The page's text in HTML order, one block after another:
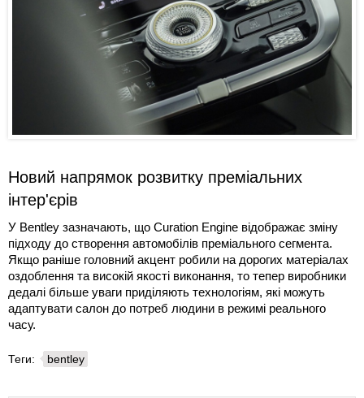
Новий напрямок розвитку преміальних
інтер'єрів
У Bentley зазначають, що Curation Engine відображає зміну
підходу до створення автомобілів преміального сегмента.
Якщо раніше головний акцент робили на дорогих матеріалах
оздоблення та високій якості виконання, то тепер виробники
дедалі більше уваги приділяють технологіям, які можуть
адаптувати салон до потреб людини в режимі реального
часу.
Теги: bentley